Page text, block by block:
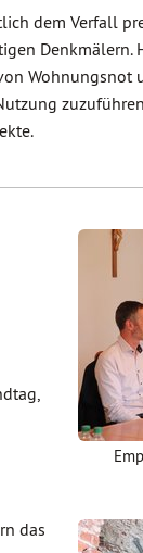
dem Verfall
Denkmälern.
das